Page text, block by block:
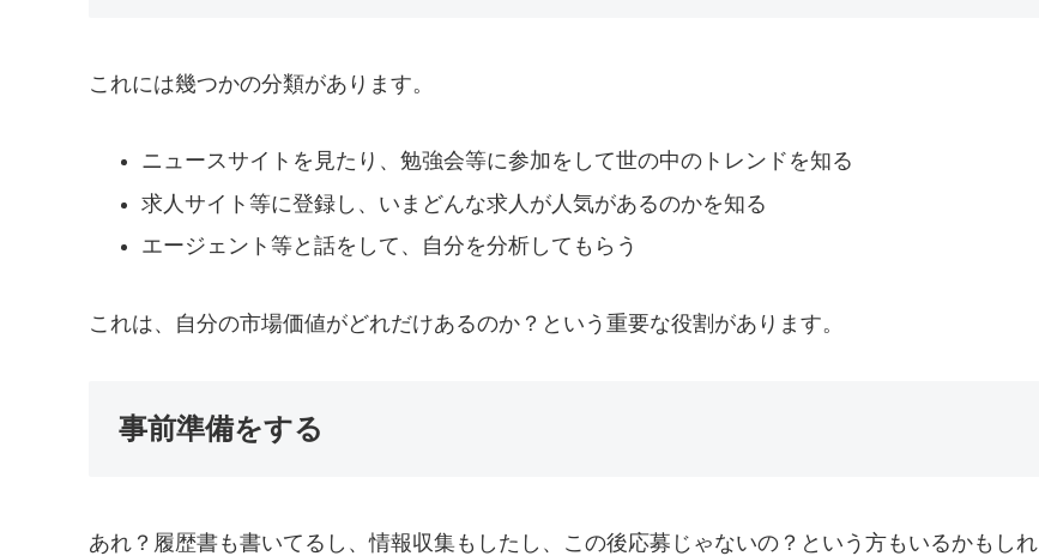
これには幾つかの分類があります。
ニュースサイトを見たり、勉強会等に参加をして世の中のトレンドを知る
求人サイト等に登録し、いまどんな求人が人気があるのかを知る
エージェント等と話をして、自分を分析してもらう
これは、自分の市場価値がどれだけあるのか？という重要な役割があります。
事前準備をする
あれ？履歴書も書いてるし、情報収集もしたし、この後応募じゃないの？という方もいるかもしれ